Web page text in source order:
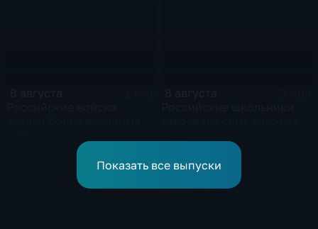
направлениях в зоне СВО
бронзовую на турнире по
ИИ
Показать все выпуски